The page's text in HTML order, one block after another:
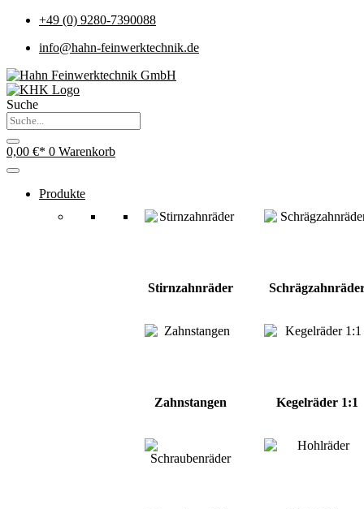
+49 (0) 9280-7390088
info@hahn-feinwerktechnik.de
Suche
0,00 € 0 Warenkorb
Produkte
Stirnzahnräder
Zahnstangen Kegelräder 1:1